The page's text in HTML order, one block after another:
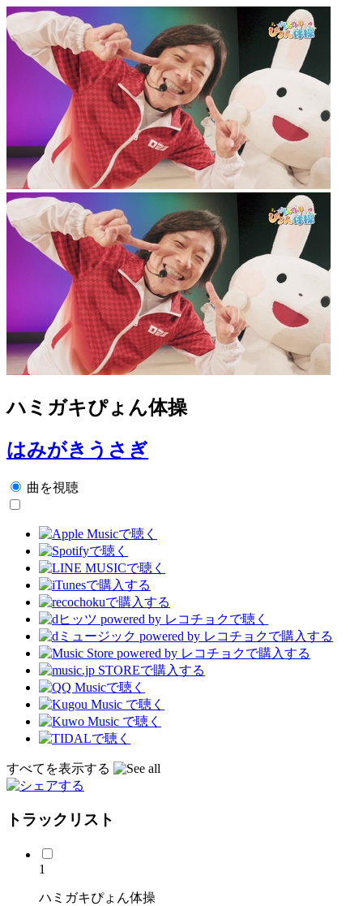
ハミガキぴょん体操
はみがきうさぎ
曲を視聴
すべてを表示する
トラックリスト
1
ハミガキぴょん体操